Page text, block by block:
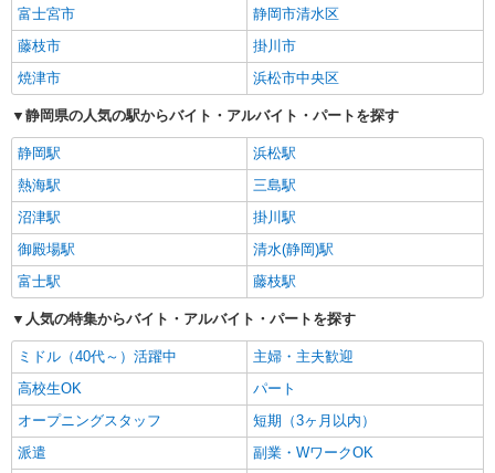
富士宮市
静岡市清水区
藤枝市
掛川市
焼津市
浜松市中央区
静岡県の人気の駅からバイト・アルバイト・パートを探す
静岡駅
浜松駅
熱海駅
三島駅
沼津駅
掛川駅
御殿場駅
清水(静岡)駅
富士駅
藤枝駅
人気の特集からバイト・アルバイト・パートを探す
ミドル（40代～）活躍中
主婦・主夫歓迎
高校生OK
パート
オープニングスタッフ
短期（3ヶ月以内）
派遣
副業・WワークOK